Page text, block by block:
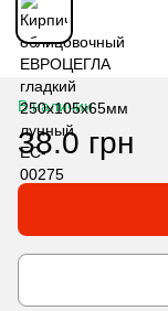
В наличии
38.0 грн